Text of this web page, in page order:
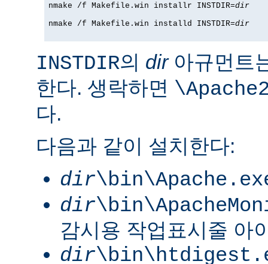
nmake /f Makefile.win installr INSTDIR=dir
nmake /f Makefile.win installd INSTDIR=dir
INSTDIR의 dir아규먼트
한다. 생락하면
다.
다음과 같이 설치한다:
dir
dir
감시용 작업표시줄 아
dir